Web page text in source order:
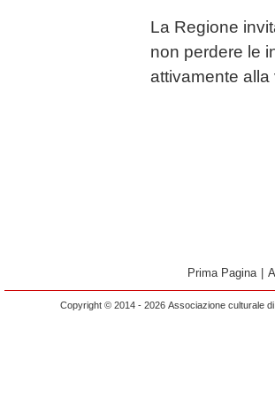
La Regione
non perdere le
attivamente
Prima Pagina
Copyright © 2014 - 2026 Associazione culturale